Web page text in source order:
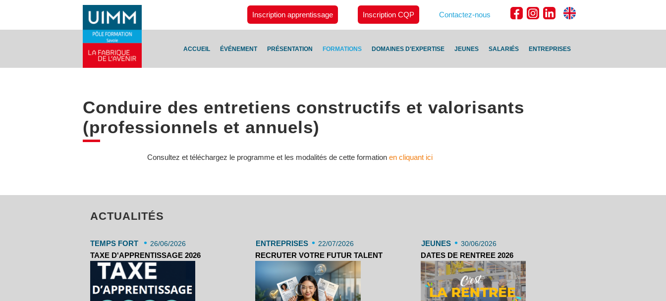
Inscription apprentissage Inscription CQP Contactez-nous
ACCUEIL ÉVÉNEMENT PRÉSENTATION FORMATIONS DOMAINES D'EXPERTISE JEUNES SALARIÉS ENTREPRISES
Conduire des entretiens constructifs et valorisants
(professionnels et annuels)
Consultez et téléchargez le programme et les modalités de cette formation en cliquant ici
ACTUALITÉS
TEMPS FORT • 26/06/2026
TAXE D'APPRENTISSAGE 2026
ENTREPRISES • 22/07/2026
RECRUTER VOTRE FUTUR TALENT
JEUNES • 30/06/2026
DATES DE RENTREE 2026